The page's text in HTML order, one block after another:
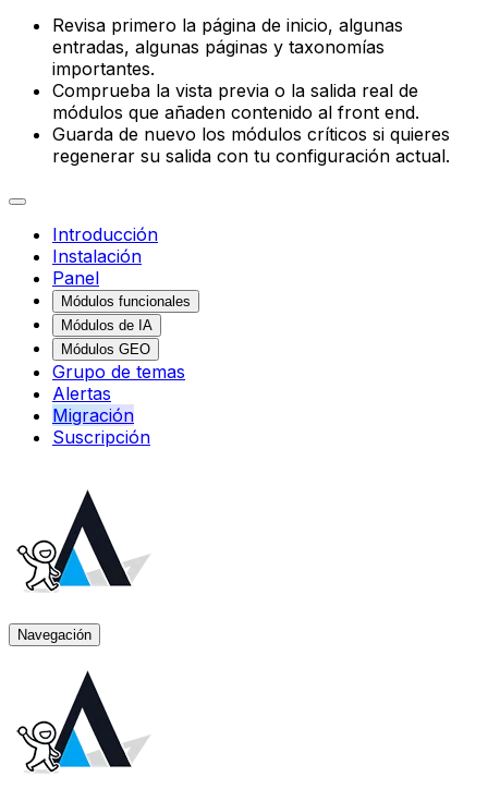
Revisa primero la página de inicio, algunas
entradas, algunas páginas y taxonomías
importantes.
Comprueba la vista previa o la salida real de
módulos que añaden contenido al front end.
Guarda de nuevo los módulos críticos si quieres
regenerar su salida con tu configuración actual.
Introducción
Instalación
Panel
Módulos funcionales
Módulos de IA
Módulos GEO
Grupo de temas
Alertas
Migración
Suscripción
Navegación